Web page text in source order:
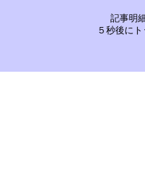
記事明
５秒後に